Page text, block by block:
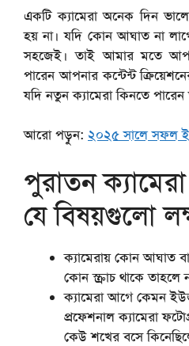
একটি ক্যামেরা অনেক দিন
হয় না। যদি কোন আঘাত না
সহজেই। তাই আমার মতে
পারেন আপনার কন্টেন্ট
যদি নতুন ক্যামেরা কিনতে
আরো পড়ুন: ২০২৫ সালে সফল
পুরাতন
যে বিষয়গুলো
ক্যামেরায় কোন আঘাত
কোন স্ক্রাচ থাকে তাহলে
ক্যামেরা আগে কেমন
প্রফেশনাল ক্যামেরা
কেউ শখের বসে